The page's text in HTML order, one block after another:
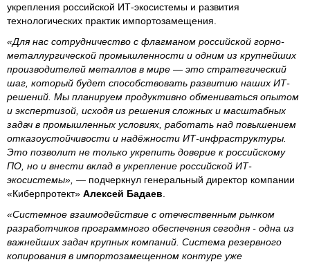
укрепления российской ИТ-экосистемы и развития
технологических практик импортозамещения.
«Для нас сотрудничество с флагманом российской горно-
металлургической промышленности и одним из крупнейших
производителей металлов в мире — это стратегический
шаг, который будет способствовать развитию наших ИТ-
решений. Мы планируем продуктивно обмениваться опытом
и экспертизой, исходя из решения сложных и масштабных
задач в промышленных условиях, работать над повышением
отказоустойчивости и надёжности ИТ-инфраструктуры.
Это позволит не только укрепить доверие к российскому
ПО, но и внести вклад в укрепление российской ИТ-
экосистемы», — подчеркнул генеральный директор компании
«Киберпротект» Алексей Бадаев
«Системное взаимодействие с отечественным рынком
разработчиков программного обеспечения сегодня - одна из
важнейших задач крупных компаний. Система резервного
копирования в импортозамещенном контуре уже